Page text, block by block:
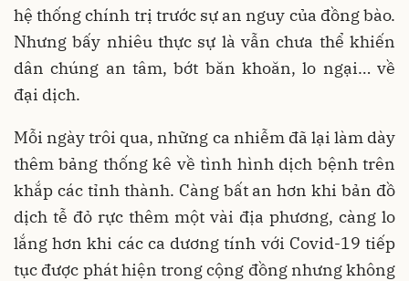
hệ thống chính trị trước sự an nguy của đồng bào.
Nhưng bấy nhiêu thực sự là vẫn chưa thể khiến
dân chúng an tâm, bớt băn khoăn, lo ngại… về
đại dịch.
Mỗi ngày trôi qua, những ca nhiễm đã lại làm dày
thêm bảng thống kê về tình hình dịch bệnh trên
khắp các tỉnh thành. Càng bất an hơn khi bản đồ
dịch tễ đỏ rực thêm một vài địa phương, càng lo
lắng hơn khi các ca dương tính với Covid-19 tiếp
tục được phát hiện trong cộng đồng nhưng không